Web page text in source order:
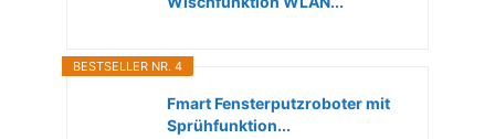
BESTSELLER NR. 4
Fmart Fensterputzroboter mit
Sprühfunktion...